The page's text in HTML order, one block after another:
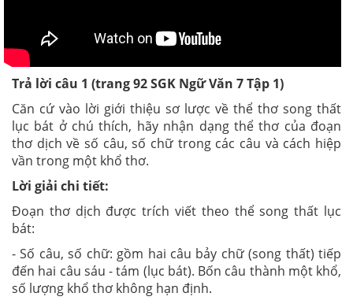
Trả lời câu 1 (trang 92 SGK Ngữ Văn 7 Tập 1)
Căn cứ vào lời giới thiệu sơ lược về thể thơ song thất
lục bát ở chú thích, hãy nhận dạng thể thơ của đoạn
thơ dịch về số câu, số chữ trong các câu và cách hiệp
vần trong một khổ thơ.
Lời giải chi tiết:
Đoạn thơ dịch được trích viết theo thể song thất lục
bát:
- Số câu, số chữ: gồm hai câu bảy chữ (song thất) tiếp
đến hai câu sáu - tám (lục bát). Bốn câu thành một khổ,
số lượng khổ thơ không hạn định.